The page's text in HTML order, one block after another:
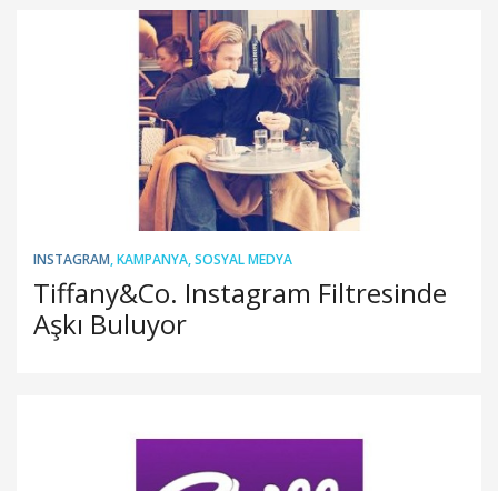
INSTAGRAM,KAMPANYA,SOSYAL MEDYA
Tiffany&Co. Instagram Filtresinde
Aşkı Buluyor